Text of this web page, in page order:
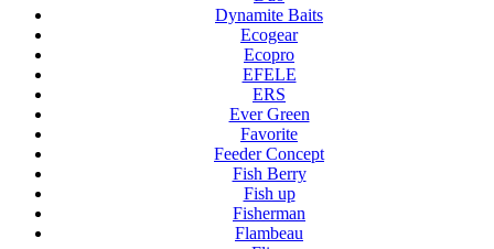
Dynamite Baits
Ecogear
Ecopro
EFELE
ERS
Ever Green
Favorite
Feeder Concept
Fish Berry
Fish up
Fisherman
Flambeau